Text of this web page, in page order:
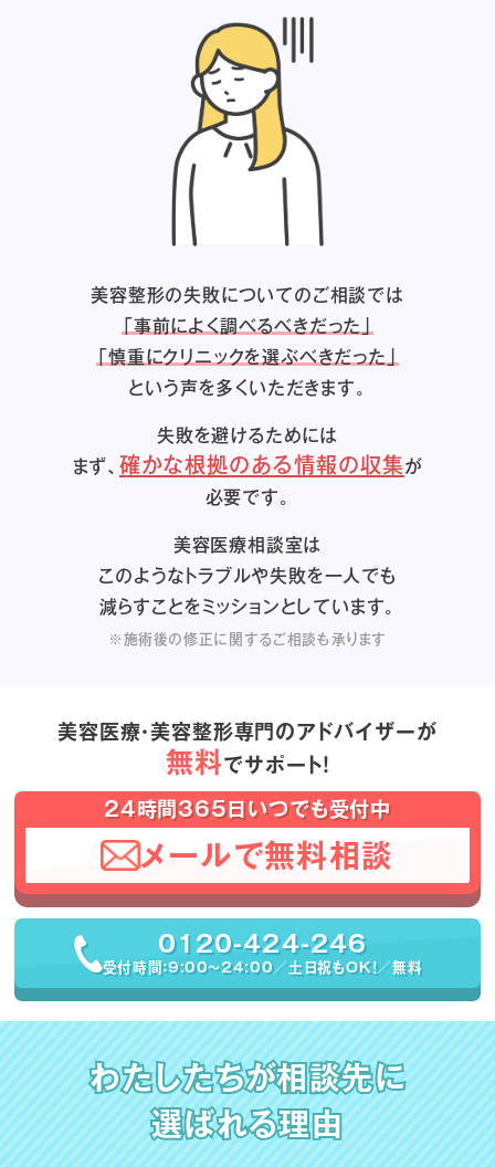
美容整形の失敗についてのご相談では
「事前によく調べるべきだった」
「慎重にクリニックを選ぶべきだった」
という声を多くいただきます。
失敗を避けるためには
まず、確かな根拠のある情報の収集が
必要です。
美容医療相談室は
このようなトラブルや失敗を一人でも
減らすことをミッションとしています。
※施術後の修正に関するご相談も承ります
美容医療・美容整形専門のアドバイザーが
無料でサポート！
24時間365日いつでも受付中
メールで無料相談
0120-424-246
受付時間：9:00〜24:00／土日祝もOK！／無料
わたしたちが相談先に
選ばれる理由